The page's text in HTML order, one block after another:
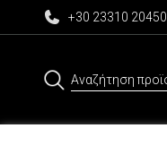
+30 23310 20450